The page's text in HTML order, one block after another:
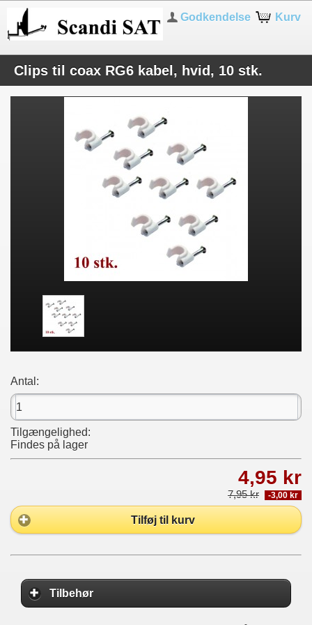
Kurv
Godkendelse
Clips til coax RG6 kabel, hvid, 10 stk.
Antal:
Tilgængelighed:
Findes på lager
4,95 kr
7,95 kr -3,00 kr
Tilføj til kurv
Tilbehør